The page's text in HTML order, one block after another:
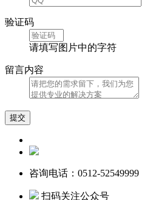
验证码
请填写图片中的字符
留言内容
咨询电话：0512-52549999
扫码关注公众号